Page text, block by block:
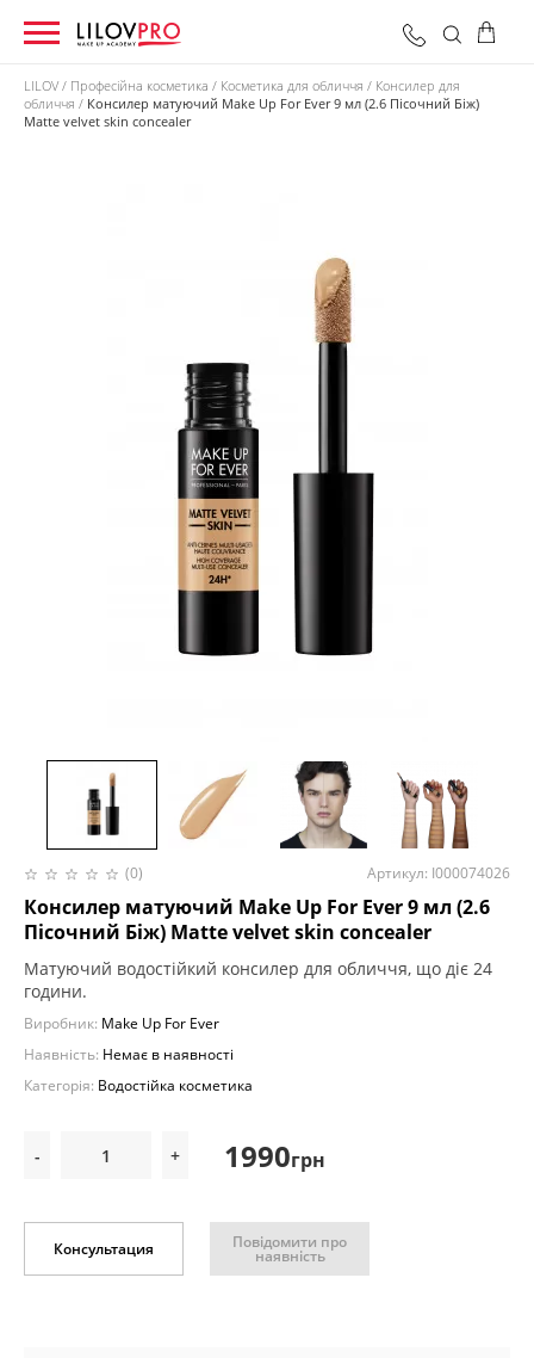
LILOV Професійна косметика Косметика для обличчя
Консилер для
обличчя
Консилер матуючий Make Up For Ever 9 мл (2.6 Пісочний Біж)
Matte velvet skin concealer
(0) Артикул: I000074026
Консилер матуючий Make Up For Ever 9 мл (2.6
Пісочний Біж) Matte velvet skin concealer
Матуючий водостійкий консилер для обличчя, що діє 24
години.
Виробник: Make Up For Ever
Наявність: Немає в наявності
Категорія: Водостійка косметика
- + 1990грн
Консультация Повідомити про
наявність